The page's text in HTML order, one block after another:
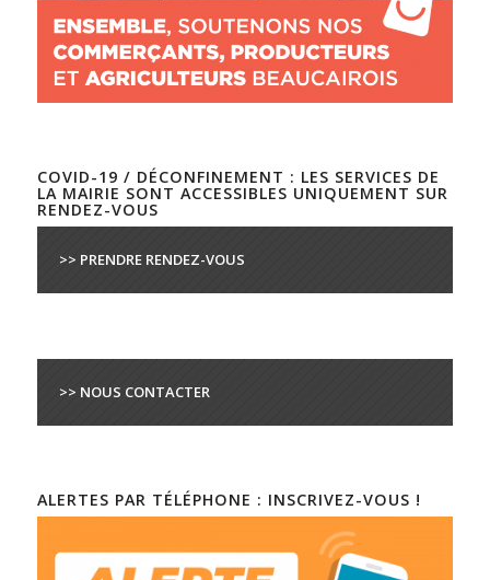
COVID-19 / DÉCONFINEMENT : LES SERVICES DE
LA MAIRIE SONT ACCESSIBLES UNIQUEMENT SUR
RENDEZ-VOUS
>> PRENDRE RENDEZ-VOUS
>> NOUS CONTACTER
ALERTES PAR TÉLÉPHONE : INSCRIVEZ-VOUS !